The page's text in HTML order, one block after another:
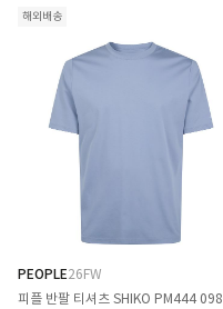
해외배송
PEOPLE26FW
피플 반팔 티셔츠 SHIKO PM444 098